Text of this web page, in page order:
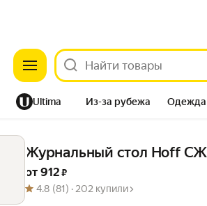
Ultima Из-за рубежа Одежда
Красота
Журнальный стол Hoff
от 912 ₽
4.8 (81) · 202 купили